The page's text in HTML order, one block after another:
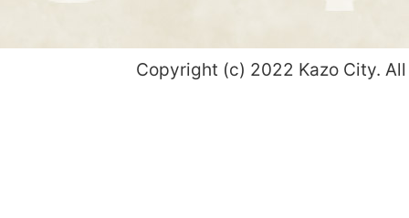
Copyright (c) 2022 Kazo City.